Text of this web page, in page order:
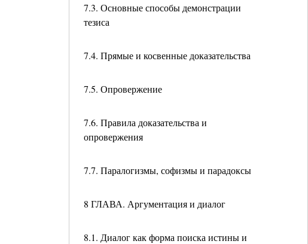
7.3. Основные способы демонстрации
тезиса
7.4. Прямые и косвенные доказательства
7.5. Опровержение
7.6. Правила доказательства и
опровержения
7.7. Паралогизмы, софизмы и парадоксы
8 ГЛАВА. Аргументация и диалог
8.1. Диалог как форма поиска истины и